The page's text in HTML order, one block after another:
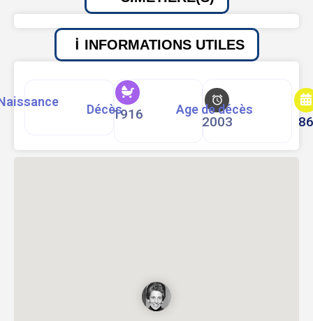
INFORMATIONS UTILES
1916
Décès
2003
Age de décès